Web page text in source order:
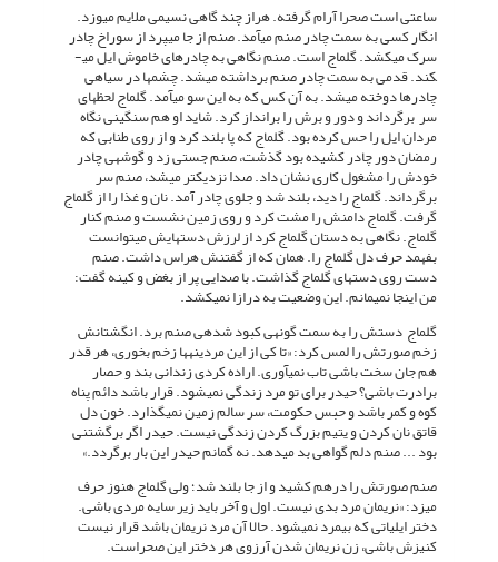
ساعتی است صحرا آرام گرفته. هراز چند گاهی نسیمی ملایم می­وزد.
انگار کسی به سمت چادر صنم می­آمد. صنم از جا می­پرد از سوراخ چادر
سرک می­کشد. گل­ماج است. صنم نگاهی به چادرهای خاموش ایل می­
کند. قدمی به سمت چادر صنم برداشته می­شد. چشم­ها در سیاهی
چادرها دوخته می­شد. به آن کس که به این سو می­آمد. گل­ماج لحظه­ای
سر برگرداند و دور و برش را برانداز کرد. شاید او هم سنگینی نگاه
مردان ایل را حس کرده بود. گل­ماج که پا بلند کرد و از روی طنابی که
رمضان دور چادر کشیده بود گذشت، صنم جستی زد و گوشه­ی چادر
خودش را مشغول کاری نشان داد. صدا نزدیک­تر می­شد، صنم سر
برگرداند. گل­ماج را دید، بلند شد و جلوی چادر آمد. نان و غذا را از گل­ماج
گرفت. گل­ماج دامنش را مشت کرد و روی زمین نشست و صنم کنار
گل­ماج. نگاهی به دستان گل­ماج کرد از لرزش دست­هایش می­توانست
بفهمد حرف دل گل­ماج را. همان که از گفتنش هراس داشت. صنم
دست روی دست­های گل­ماج گذاشت. با صدایی پر از بغض و کینه گفت:
من این­جا نمی­مانم. این وضعیت به درازا نمی­کشد.
گل­ماج دستش را به سمت گونه­ی کبود شده­ی صنم برد. انگشتانش
زخم صورتش را لمس کرد: «تا کی از این مردینه­ها زخم بخوری، هر قدر
هم جان سخت باشی تاب نمی­آوری. اراده کردی زندانی بند و حصار
برادرت باشی؟ حیدر برای تو مرد زندگی نمی­شود. قرار باشد دائم پناه
کوه و کمر باشد و حبس حکومت، سر سالم زمین نمی­گذارد. خون دل
قاتق نان کردن و یتیم بزرگ کردن زندگی نیست. حیدر اگر برگشتنی
بود ... صنم دلم گواهی بد می­دهد. نه گمانم حیدر این بار برگردد.»
صنم صورتش را درهم کشید و از جا بلند شد؛ ولی گل­ماج هنوز حرف
می­زد: «نریمان مرد بدی نیست. اول و آخر باید زیر سایه مردی باشی.
دختر ایلیاتی که بی­مرد نمی­شود. حالا آن مرد نریمان باشد قرار نیست
کنیزش باشی، زن نریمان شدن آرزوی هر دختر این صحراست.